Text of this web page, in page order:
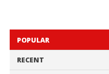
POPULAR
RECENT